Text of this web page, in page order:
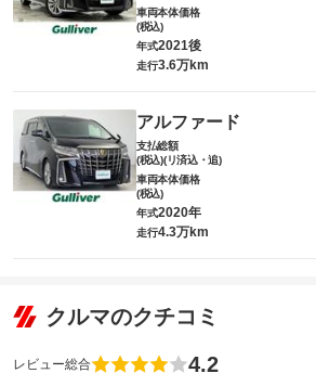
車両本体価格
(税込)
年式2021後
走行3.6万km
アルファード
支払総額
(税込)(リ済込・追)
車両本体価格
(税込)
年式2020年
走行4.3万km
クルマのクチコミ
レビュー総合 4.2